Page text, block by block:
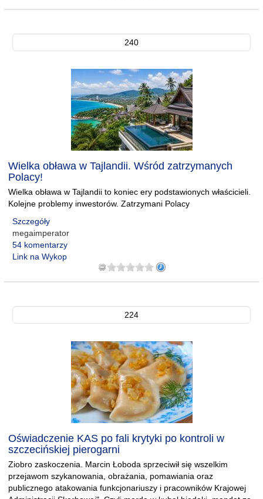
240
Wielka obława w Tajlandii. Wśród zatrzymanych
Polacy!
Wielka obława w Tajlandii to koniec ery podstawionych właścicieli.
Kolejne problemy inwestorów. Zatrzymani Polacy
Szczegóły
megaimperator
54 komentarzy
Link na Wykop
224
Oświadczenie KAS po fali krytyki po kontroli w
szczecińskiej pierogarni
Ziobro zaskoczenia. Marcin Łoboda sprzeciwił się wszelkim
przejawom szykanowania, obrażania, pomawiania oraz
publicznego atakowania funkcjonariuszy i pracowników Krajowej